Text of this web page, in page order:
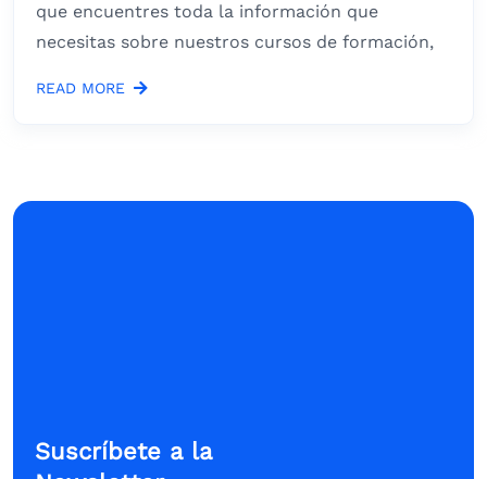
que encuentres toda la información que
necesitas sobre nuestros cursos de formación,
READ MORE
Suscríbete a la